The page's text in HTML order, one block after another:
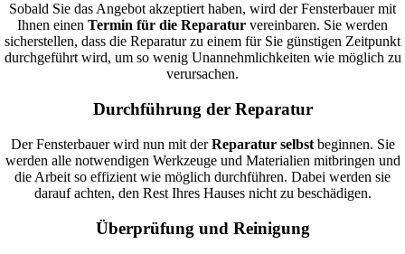
Sobald Sie das Angebot akzeptiert haben, wird der Fensterbauer mit
Ihnen einen Termin für die Reparatur vereinbaren. Sie werden
sicherstellen, dass die Reparatur zu einem für Sie günstigen Zeitpunkt
durchgeführt wird, um so wenig Unannehmlichkeiten wie möglich zu
verursachen.
Durchführung der Reparatur
Der Fensterbauer wird nun mit derReparatur selbstbeginnen. Sie
werden alle notwendigen Werkzeuge und Materialien mitbringen und
die Arbeit so effizient wie möglich durchführen. Dabei werden sie
darauf achten, den Rest Ihres Hauses nicht zu beschädigen.
Überprüfung und Reinigung